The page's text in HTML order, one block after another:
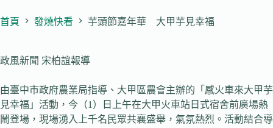
首頁 發燒快看 芋頭節嘉年華 大甲芋見幸福
政風新聞 宋柏誼報導
由臺中市政府農業局指導、大甲區農會主辦的「感火車來大甲芋
見幸福」活動，今（1）日上午在大甲火車站日式宿舍前廣場熱
鬧登場，現場湧入上千名民眾共襄盛舉，氣氛熱烈。活動結合導